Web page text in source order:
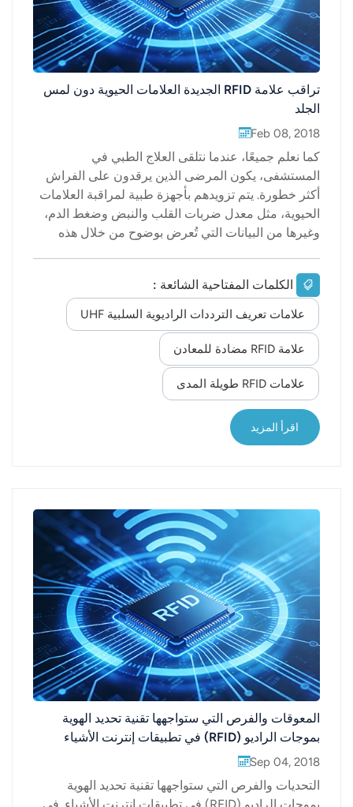
تراقب علامة RFID الجديدة العلامات الحيوية دون لمس
الجلد
Feb 08, 2018
كما نعلم جميعًا، عندما نتلقى العلاج الطبي في
المستشفى، يكون المرضى الذين يرقدون على الفراش
أكثر خطورة. يتم تزويدهم بأجهزة طبية لمراقبة العلامات
الحيوية، مثل معدل ضربات القلب والنبض وضغط الدم،
وغيرها من البيانات التي تُعرض بوضوح من خلال هذه
هامًا للأطباء لتقييم حالة المرض. يُعد قياس العلامات
الحيوية للمريض إجراءً روتينياً خلال العلاج والرعاية.
ويُسهم الرصد المستمر لهذه العلامات في الكشف المبكر
عن أي خلل جسدي. إلا أن أجهزة الرصد الحالية تتطلب
ملامستها المباشرة للجلد، مما قد يؤدي إلى انخفاض دقة
القياس وارتفاع تكلفة الأجهزة، خاصةً لبعض المرضى
الذين يصعب قياسهم. في الآونة الأخيرة، ظهرت تقنية
جديدة أو ستحل هذه المشاكل لأنها تسمح للأطباء
بالحصول على بيانات عن العلامات الحيوية دون لمس جلد
المريض. بحسب تقرير موقع "دي...
الكلمات المفتاحية الشائعة :
علامات تعريف الترددات الراديوية السلبية UHF
علامة RFID مضادة للمعادن
علامات RFID طويلة المدى
اقرأ المزيد
المعوقات والفرص التي ستواجهها تقنية تحديد الهوية
بموجات الراديو (RFID) في تطبيقات إنترنت الأشياء
Sep 04, 2018
التحديات والفرص التي ستواجهها تقنية تحديد الهوية
بموجات الراديو (RFID) في تطبيقات إنترنت الأشياء. في